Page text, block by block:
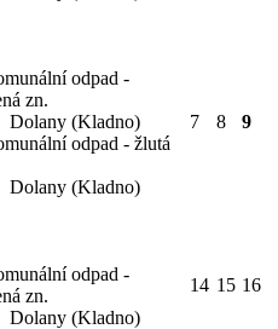
odpad -
zn.
Dolany (Kladno)
odpad - žlutá
Dolany (Kladno)
7 8 9
odpad -
zn.
Dolany (Kladno)
14 15 16